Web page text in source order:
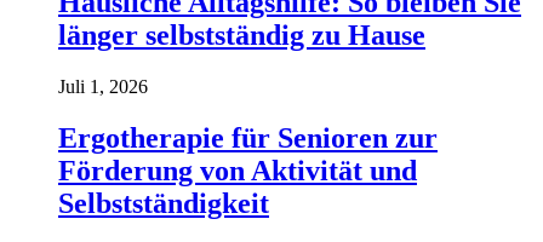
länger selbstständig zu Hause
Juli 1, 2026
Ergotherapie für Senioren zur
Förderung von Aktivität und
Selbstständigkeit